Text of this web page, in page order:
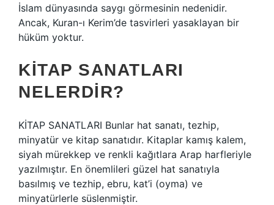
İslam dünyasında saygı görmesinin nedenidir.
Ancak, Kuran-ı Kerim’de tasvirleri yasaklayan bir
hüküm yoktur.
KITAP SANATLARI
NELERDIR?
KİTAP SANATLARI Bunlar hat sanatı, tezhip,
minyatür ve kitap sanatıdır. Kitaplar kamış kalem,
siyah mürekkep ve renkli kağıtlara Arap harfleriyle
yazılmıştır. En önemlileri güzel hat sanatıyla
basılmış ve tezhip, ebru, kat’i (oyma) ve
minyatürlerle süslenmiştir.